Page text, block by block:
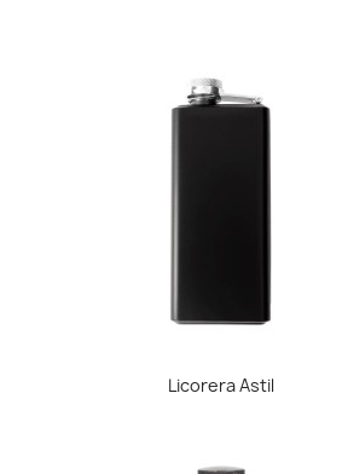
Vista rápida
Licorera Astil